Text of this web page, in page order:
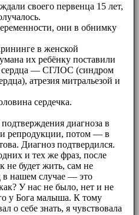
своего первенца 15 лет,
они в обнимку
в женской
их ребёнку поставили
сердца — СГЛОС (синдром
атрезия митральезой и
сердечка.
диагноза в
репродукции, потом — в
Диагноз подтвердился.
и тех же фраз, после
не будет жить, сам не
нашем случае — это
У нас не было, нет и не
у Бога малыша. К тому
о себе знать, я чувствовала